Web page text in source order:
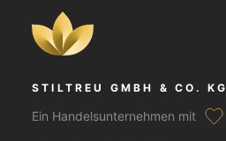
STILTREU GMBH & CO. KG
Ein Handelsunternehmen mit